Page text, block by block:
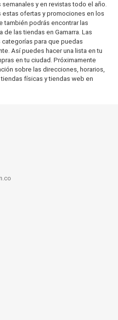
y en revistas todo el año.
estas ofertas y promociones en los
también podrás encontrar las
de las tiendas en Gamarra. Las
para que puedas
Así puedes hacer una lista en tu
en tu ciudad. Próximamente
sobre las direcciones, horarios,
físicas y tiendas web en